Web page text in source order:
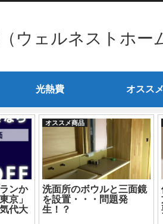
ウェルネストホー
光熱費 オスス
ンか
京」
代大
オススメ商品
洗面所のボウルと三面鏡
を設置・・・問題発
生！？